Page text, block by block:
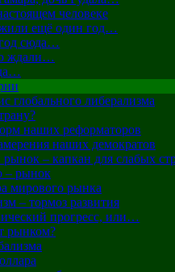
человеке
ещё один год…
сюда…
ждали…
глобального либерализма
наших реформаторов
наших демократов
– капкан для слабых
– рынок
мирового рынка
– тормоз развития
прогресс, или…
рынком?